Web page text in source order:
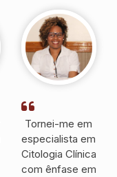
Tornei-me em
especialista em
Citologia Clínica
com ênfase em